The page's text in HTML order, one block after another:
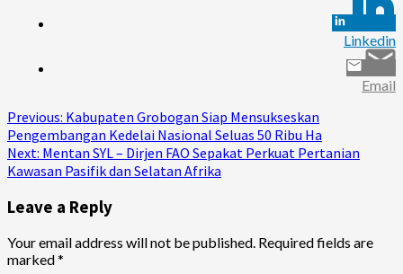
Linkedin
Email
Continue
Reading
Previous: Kabupaten Grobogan Siap Mensukseskan
Pengembangan Kedelai Nasional Seluas 50 Ribu Ha
Next: Mentan SYL – Dirjen FAO Sepakat Perkuat Pertanian
Kawasan Pasifik dan Selatan Afrika
Leave a Reply
Your email address will not be published. Required fields are
marked*